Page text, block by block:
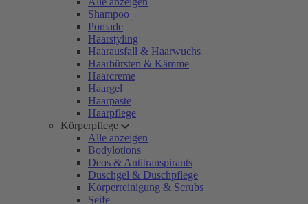
Shampoo
Pomade
Haarstyling
Haarausfall & Haarwuchs
Haarbürsten & Kämme
Haarcreme
Haargel
Haarpaste
Haarpflege
Körperpflege
Alle anzeigen
Bodylotions
Deos & Antitranspirants
Duschgel & Duschpflege
Körperreinigung & Scrubs
Seife